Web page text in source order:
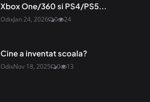
Xbox One/360 si PS4/PS5...
OdixJan 24, 2026 0 24
Cine a inventat scoala?
OdixNov 18, 2025 0 13